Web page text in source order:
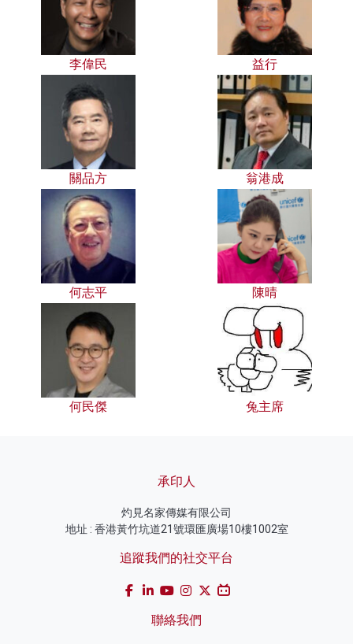
李偉民 益行
關品方 翁港成
何志平 陳晴
何民傑 兔主席
承印人
灼見名家傳媒有限公司
地址 : 香港黃竹坑道21號環匯廣場10樓1002室
追蹤我們的社交平台
聯絡我們